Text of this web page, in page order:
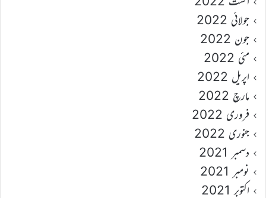
جولائی 2022
جون 2022
مئی 2022
اپریل 2022
مارچ 2022
فروری 2022
جنوری 2022
دسمبر 2021
نومبر 2021
اکتوبر 2021